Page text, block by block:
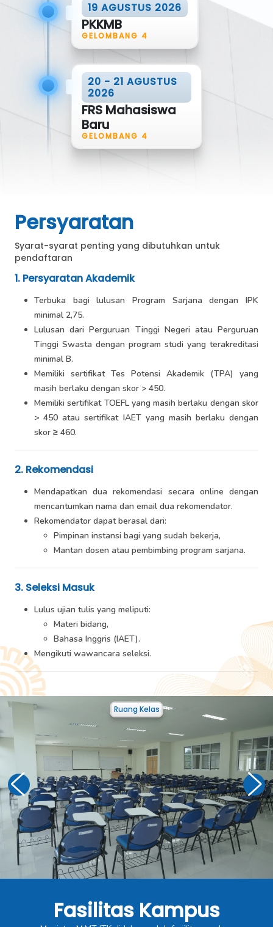
19 AGUSTUS 2026
PKKMB
GELOMBANG 4
20 - 21 AGUSTUS
2026
FRS Mahasiswa
Baru
GELOMBANG 4
Persyaratan
Syarat-syarat penting yang dibutuhkan untuk
pendaftaran
1. Persyaratan Akademik
Terbuka bagi lulusan Program Sarjana dengan IPK
minimal 2,75.
Lulusan dari Perguruan Tinggi Negeri atau Perguruan
Tinggi Swasta dengan program studi yang terakreditasi
minimal B.
Memiliki sertifikat Tes Potensi Akademik (TPA) yang
masih berlaku dengan skor > 450.
Memiliki sertifikat TOEFL yang masih berlaku dengan skor
> 450 atau sertifikat IAET yang masih berlaku dengan
skor ≥ 460.
2. Rekomendasi
Mendapatkan dua rekomendasi secara online dengan
mencantumkan nama dan email dua rekomendator.
Rekomendator dapat berasal dari:
Pimpinan instansi bagi yang sudah bekerja,
Mantan dosen atau pembimbing program sarjana.
3. Seleksi Masuk
Lulus ujian tulis yang meliputi:
Materi bidang,
Bahasa Inggris (IAET).
Mengikuti wawancara seleksi.
Fasilitas Kampus
Perpustakaan